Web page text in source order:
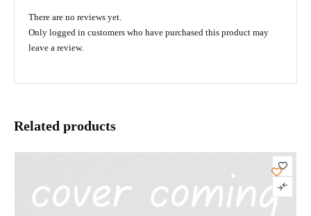
There are no reviews yet.
Only logged in customers who have purchased this product may
leave a review.
Related products